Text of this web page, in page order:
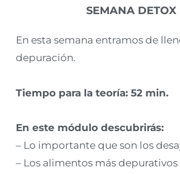
SEMANA DETOX
En esta semana entramos de
depuración.
Tiempo para la teoría: 52 min.
En este módulo descubrirás:
– Lo importante que son los
– Los alimentos más depurativos